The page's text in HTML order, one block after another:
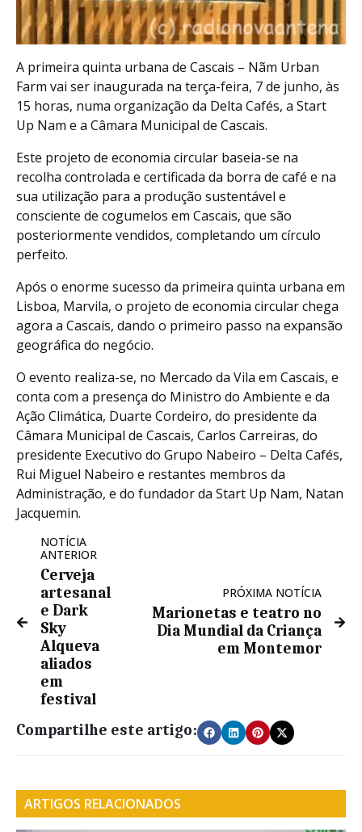
A primeira quinta urbana de Cascais – Nãm Urban
Farm vai ser inaugurada na terça-feira, 7 de junho, às
15 horas, numa organização da Delta Cafés, a Start
Up Nam e a Câmara Municipal de Cascais.
Este projeto de economia circular baseia-se na
recolha controlada e certificada da borra de café e na
sua utilização para a produção sustentável e
consciente de cogumelos em Cascais, que são
posteriormente vendidos, completando um círculo
perfeito.
Após o enorme sucesso da primeira quinta urbana em
Lisboa, Marvila, o projeto de economia circular chega
agora a Cascais, dando o primeiro passo na expansão
geográfica do negócio.
O evento realiza-se, no Mercado da Vila em Cascais, e
conta com a presença do Ministro do Ambiente e da
Ação Climática, Duarte Cordeiro, do presidente da
Câmara Municipal de Cascais, Carlos Carreiras, do
presidente Executivo do Grupo Nabeiro – Delta Cafés,
Rui Miguel Nabeiro e restantes membros da
Administração, e do fundador da Start Up Nam, Natan
Jacquemin.
NOTÍCIA
ANTERIOR
Cerveja
artesanal
e Dark
Sky
Alqueva
aliados
em
festival
PRÓXIMA NOTÍCIA
Marionetas e teatro no
Dia Mundial da Criança
em Montemor
Compartilhe este artigo:
ARTIGOS RELACIONADOS